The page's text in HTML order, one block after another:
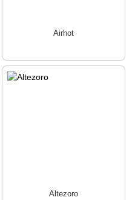
Airhot
Altezoro